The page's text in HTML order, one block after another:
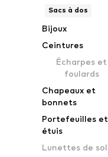
Sacs à dos
Bijoux
Ceintures
Écharpes et
foulards
Chapeaux et
bonnets
Portefeuilles et
étuis
Lunettes de